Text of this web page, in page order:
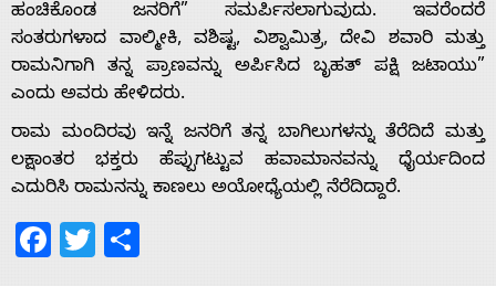
Contact
Us
ಹಂಚಿಕೊಂಡ ಜನರಿಗೆ” ಸಮರ್ಪಿಸಲಾಗುವುದು. ಇವರೆಂದರೆ
ಸಂತರುಗಳಾದ ವಾಲ್ಮೀಕಿ, ವಶಿಷ್ಟ, ವಿಶ್ವಾಮಿತ್ರ, ದೇವಿ ಶವಾರಿ ಮತ್ತು
ರಾಮನಿಗಾಗಿ ತನ್ನ ಪ್ರಾಣವನ್ನು ಅರ್ಪಿಸಿದ ಬೃಹತ್ ಪಕ್ಷಿ ಜಟಾಯು”
ಎಂದು ಅವರು ಹೇಳಿದರು.
ರಾಮ ಮಂದಿರವು ಇನ್ನೆ ಜನರಿಗೆ ತನ್ನ ಬಾಗಿಲುಗಳನ್ನು ತೆರೆದಿದೆ ಮತ್ತು
ಲಕ್ಷಾಂತರ ಭಕ್ತರು ಹೆಪ್ಪುಗಟ್ಟುವ ಹವಾಮಾನವನ್ನು ಧೈರ್ಯದಿಂದ
ಎದುರಿಸಿ ರಾಮನನ್ನು ಕಾಣಲು ಅಯೋಧ್ಯೆಯಲ್ಲಿ ನೆರೆದಿದ್ದಾರೆ.
Facebook
Twitter